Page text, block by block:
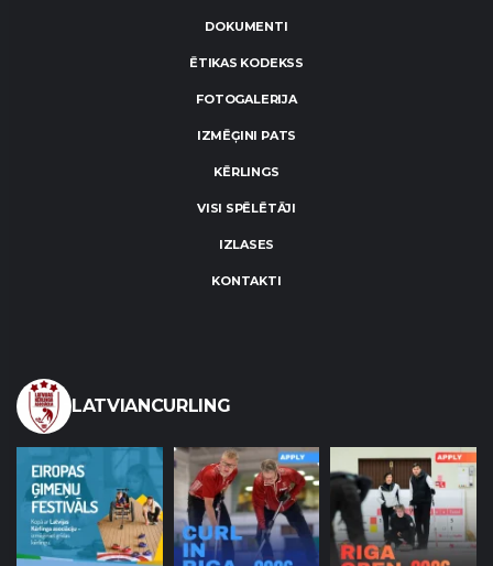
DOKUMENTI
ĒTIKAS KODEKSS
FOTOGALERIJA
IZMĒĢINI PATS
KĒRLINGS
VISI SPĒLĒTĀJI
IZLASES
KONTAKTI
LATVIANCURLING